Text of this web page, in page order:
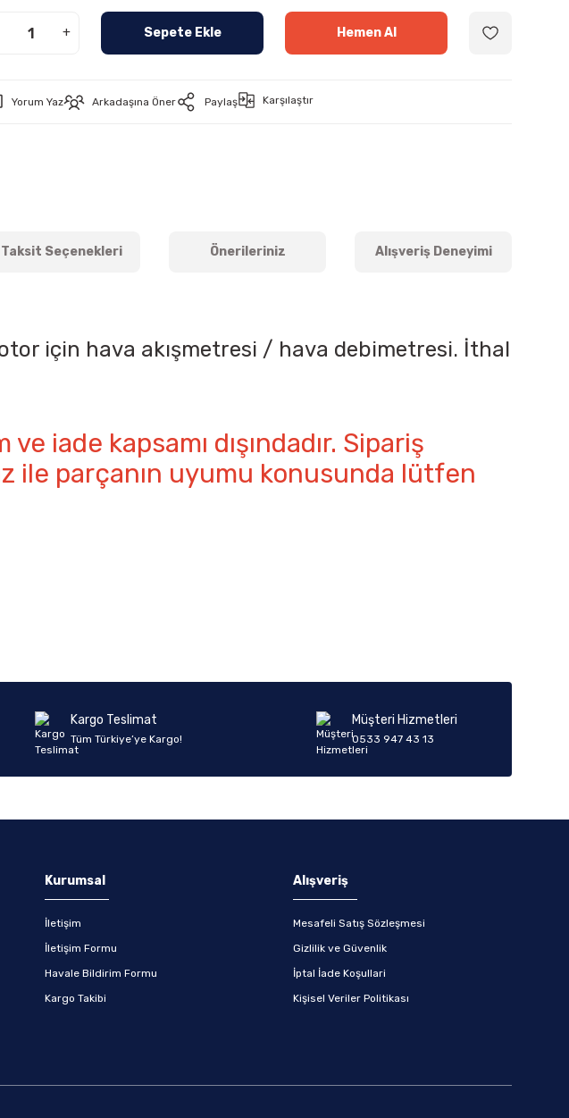
+ Sepete Ekle Hemen Al
Yorum Yaz Arkadaşına Öner Paylaş Karşılaştır
Taksit Seçenekleri Önerileriniz Alışveriş Deneyimi
için hava akışmetresi / hava debimetresi. İthal
iade kapsamı dışındadır. Sipariş
ile parçanın uyumu konusunda lütfen
Kargo Teslimat
Tüm Türkiye’ye Kargo!
Müşteri Hizmetleri
0533 947 43 13
Kurumsal
İletişim
İletişim Formu
Havale Bildirim Formu
Kargo Takibi
Alışveriş
Mesafeli Satış Sözleşmesi
Gizlilik ve Güvenlik
İptal İade Koşullari
Kişisel Veriler Politikası